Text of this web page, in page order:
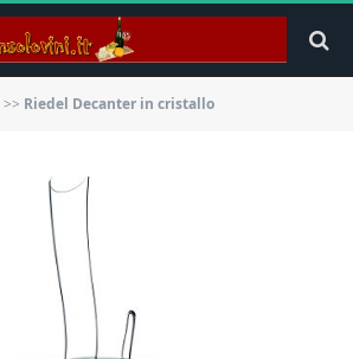
>> Riedel Decanter in cristallo